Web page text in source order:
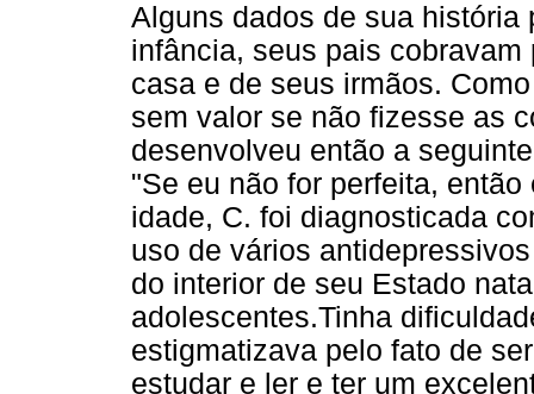
Alguns dados de sua
infância, seus pais
casa e de seus irmãos.
sem valor se não fizesse as
desenvolveu então a
"Se eu não for perfeita,
idade, C. foi diagnosticada
uso de vários
do interior de seu Estado
adolescentes.Tinha
estigmatizava pelo fato de
estudar e ler e ter um